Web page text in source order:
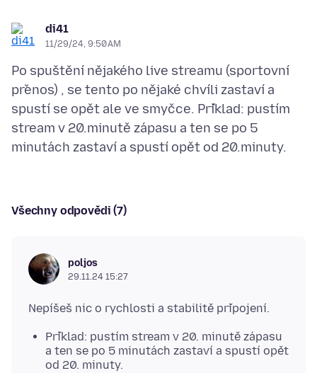
di41
11/29/24, 9:50 AM
Po spuštění nějakého live streamu (sportovní
přenos) , se tento po nějaké chvíli zastaví a
spustí se opět ale ve smyčce. Příklad: pustím
stream v 20.minutě zápasu a ten se po 5
Všechny odpovědi (7)
poljos
29.11.24 15:27
Příklad: pustím stream v 20. minutě zápasu
a ten se po 5 minutách zastaví a spustí opět
od 20. minuty.